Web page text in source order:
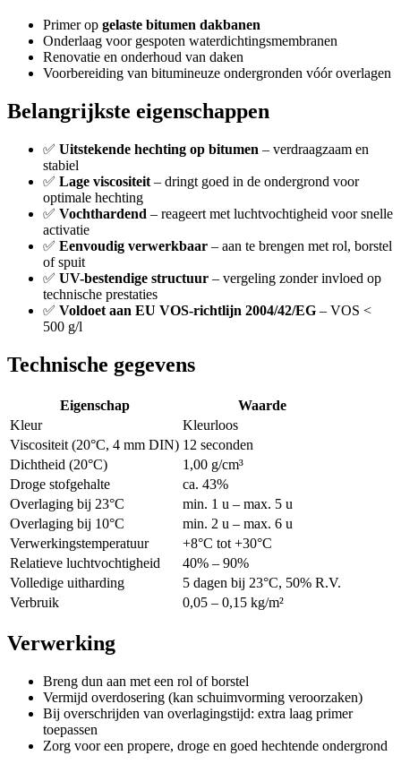
Primer op gelaste bitumen dakbanen
Onderlaag voor gespoten waterdichtingsmembranen
Renovatie en onderhoud van daken
Voorbereiding van bitumineuze ondergronden vóór overlagen
Belangrijkste eigenschappen
✅ Uitstekende hechting op bitumen – verdraagzaam en
stabiel
✅ Lage viscositeit – dringt goed in de ondergrond voor
optimale hechting
✅ Vochthardend – reageert met luchtvochtigheid voor snelle
activatie
✅ Eenvoudig verwerkbaar – aan te brengen met rol, borstel
of spuit
✅ UV-bestendige structuur – vergeling zonder invloed op
technische prestaties
✅ Voldoet aan EU VOS-richtlijn 2004/42/EG – VOS <
500 g/l
Technische gegevens
Eigenschap
Waarde
Kleur
Kleurloos
Viscositeit (20°C, 4 mm DIN) 12 seconden
Dichtheid (20°C)
1,00 g/cm³
Droge stofgehalte
ca. 43%
Overlaging bij 23°C
min. 1 u – max. 5 u
Overlaging bij 10°C
min. 2 u – max. 6 u
Verwerkingstemperatuur
+8°C tot +30°C
Relatieve luchtvochtigheid
40% – 90%
Volledige uitharding
5 dagen bij 23°C, 50% R.V.
Verbruik
0,05 – 0,15 kg/m²
Verwerking
Breng dun aan met een rol of borstel
Vermijd overdosering (kan schuimvorming veroorzaken)
Bij overschrijden van overlagingstijd: extra laag primer
toepassen
Zorg voor een propere, droge en goed hechtende ondergrond